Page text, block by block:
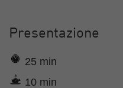
Presentazione
25 min
10 min